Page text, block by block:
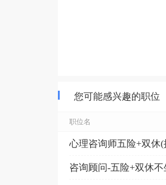
您可能感兴趣的职位
职位名
心理咨询师五险+双休(